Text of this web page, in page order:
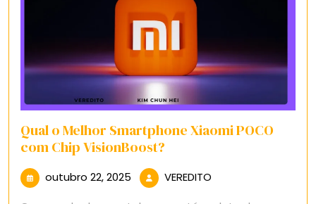
Qual o Melhor Smartphone Xiaomi POCO
com Chip VisionBoost?
outubro 22, 2025 outubroVEREDITO